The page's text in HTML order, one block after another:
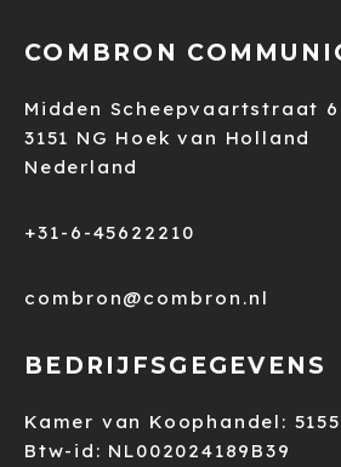
COMBRON
Midden Scheepvaartstraat 6
3151 NG Hoek van Holland
Nederland
+31-6-45622210
combron@combron.nl
BEDRIJFSGEGEVENS
Kamer van Koophandel:
Btw-id: NL002024189B39